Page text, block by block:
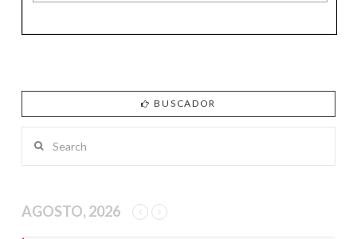
BUSCADOR
AGOSTO, 2026